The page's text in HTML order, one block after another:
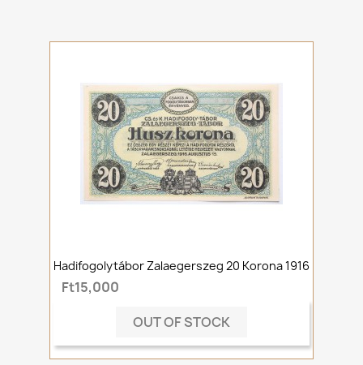
Hadifogolytábor Zalaegerszeg 20 Korona 1916
Ft15,000
OUT OF STOCK